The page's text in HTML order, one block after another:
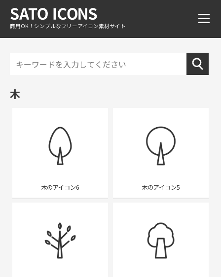
商用OK！シンプルなフリーアイコン素材サイト
木
木のアイコン6 木のアイコン5